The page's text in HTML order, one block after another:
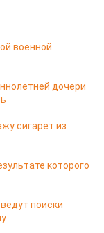
военной
дочери
сигарет из
которого
поиски